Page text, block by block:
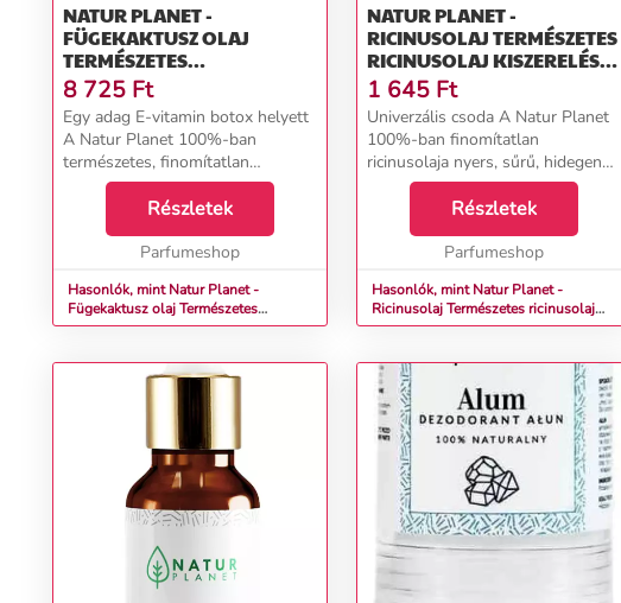
NATUR PLANET -
FÜGEKAKTUSZ OLAJ
TERMÉSZETES
FÜGEKAKTUSZ OLAJ
8 725 Ft
Egy adag E-vitamin botox helyett
A Natur Planet 100%-ban
természetes, finomítatlan
fügekaktusz-olaját
fügekaktuszmag (Opuncia ficus-
indica) hideg sajtolásával nyerik.
Gazdag a bőr számára értékes
Részletek
Parfumeshop
Hasonlók, mint Natur Planet -
Fügekaktusz olaj Természetes
fügekaktusz olaj
NATUR PLANET -
RICINUSOLAJ TERMÉSZETES
RICINUSOLAJ KISZERELÉS:
30 ML
1 645 Ft
Univerzális csoda A Natur Planet
100%-ban finomítatlan
ricinusolaja nyers, sűrű, hidegen
sajtolt finomítatlan olaj, amely jól
tapad a bőrsejtekhez. A
legszárazabb és berepedezett bőrt
is puhítja. A ri...
Részletek
Parfumeshop
Hasonlók, mint Natur Planet -
Ricinusolaj Természetes ricinusolaj
Kiszerelés: 30 ml